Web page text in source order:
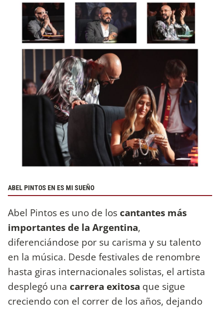
ABEL PINTOS EN ES MI SUEÑO
Abel Pintos es uno de los cantantes más
importantes de la Argentina,
diferenciándose por su carisma y su talento
en la música. Desde festivales de renombre
hasta giras internacionales solistas, el artista
desplegó una carrera exitosa que sigue
creciendo con el correr de los años, dejando